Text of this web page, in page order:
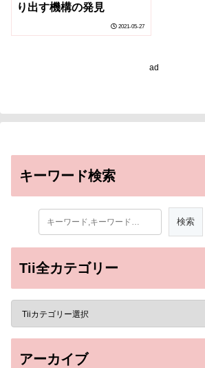
り出す機構の発見
2021-05-27
ad
キーワード検索
Tii全カテゴリー
アーカイブ